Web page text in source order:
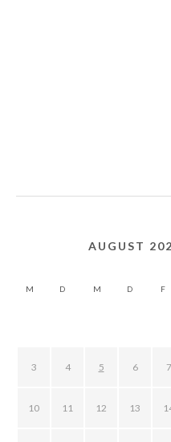
AUGUST
M D M D F
3 4 5 6 7
10 11 12 13